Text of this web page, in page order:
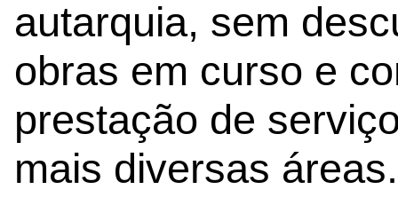
autarquia, sem
obras em curso e
prestação de
mais diversas áreas.